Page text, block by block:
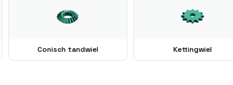
Conisch tandwiel Kettingwiel